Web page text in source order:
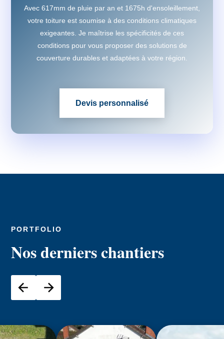
Avec 617mm de pluie par an et 1675h d'ensoleillement,
votre toiture est soumise à des conditions climatiques
exigeantes. Je maîtrise les spécificités de ces
conditions pour vous proposer des solutions de
couverture durables et adaptées à votre région.
Devis personnalisé
PORTFOLIO
Nos derniers chantiers